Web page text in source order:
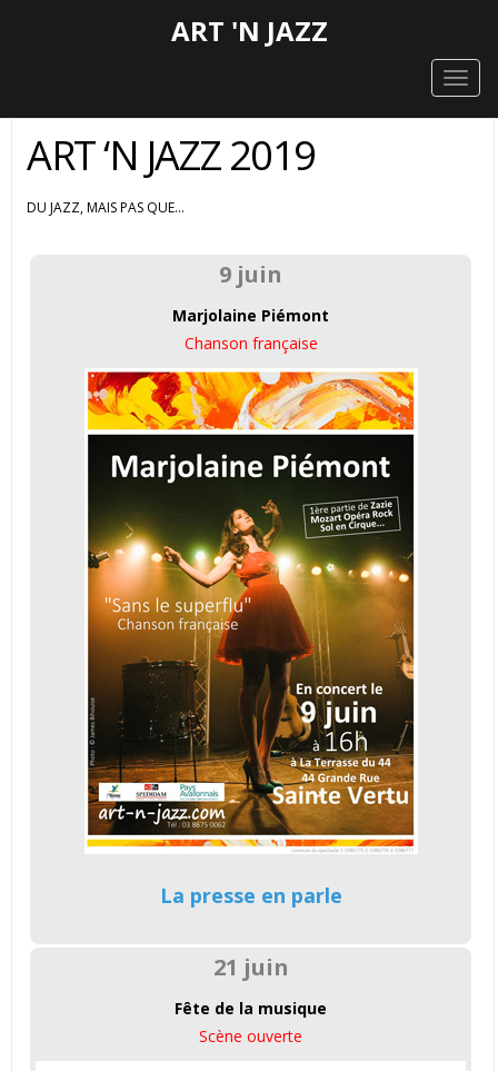
ART 'N JAZZ
ART ‘N JAZZ 2019
DU JAZZ, MAIS PAS QUE…
9 juin
Marjolaine Piémont
Chanson française
La presse en parle
21 juin
Fête de la musique
Scène ouverte